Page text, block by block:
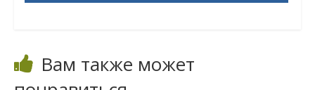
Вам также может